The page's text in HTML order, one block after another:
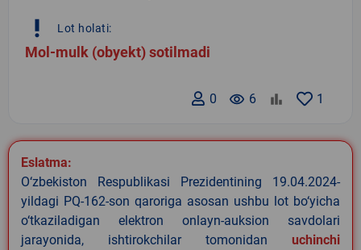
priority_high Lot holati:
Mol-mulk (obyekt) sotilmadi
1
remove_red_eye 6
0
Eslatma:
O‘zbekiston Respublikasi Prezidentining 19.04.2024-
yildagi PQ-162-son qaroriga asosan ushbu lot bo‘yicha
o‘tkaziladigan elektron onlayn-auksion savdolari
jarayonida, ishtirokchilar tomonidan uchinchi